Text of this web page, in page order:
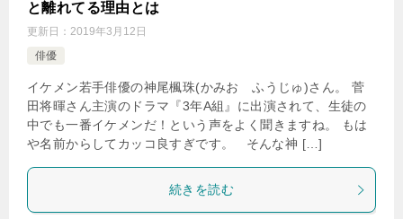
と離れてる理由とは
更新日： 2019年3月12日
俳優
イケメン若手俳優の神尾楓珠(かみお ふうじゅ)さん。 菅
田将暉さん主演のドラマ『3年A組』に出演されて、生徒の
中でも一番イケメンだ！という声をよく聞きますね。 もは
や名前からしてカッコ良すぎです。 そんな神 […]
続きを読む